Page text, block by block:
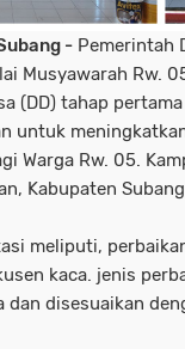
- Pemerintah
Musyawarah Rw.
(DD) tahap
untuk
Warga Rw. 05.
Kabupaten
meliputi,
kaca. jenis
dan disesuaikan